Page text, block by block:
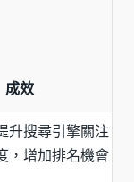
成效
升搜尋引擎關注
，增加排名機會